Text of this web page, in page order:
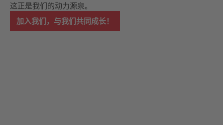
这正是我们的动力源泉。
加入我们，与我们共同成长！